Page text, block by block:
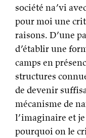
société na’vi
pour moi une
raisons. D’une
d’établir une
camps en
structures
de devenir
mécanisme de
l’imaginaire et
pourquoi on le